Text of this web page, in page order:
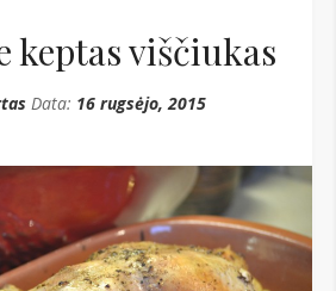
keptas viščiukas
Data: 16 rugsėjo, 2015